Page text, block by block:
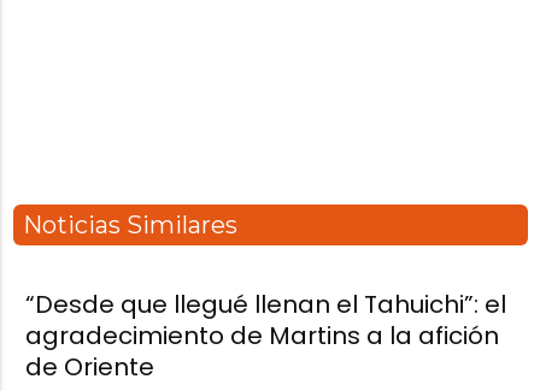
Noticias Similares
“Desde que llegué llenan el Tahuichi”: el
agradecimiento de Martins a la afición
de Oriente